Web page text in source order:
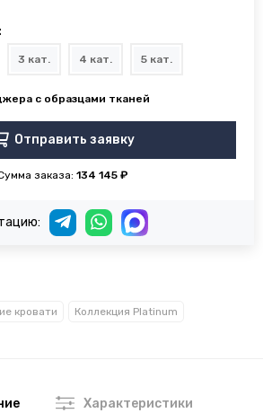
3 кат. 4 кат. 5 кат.
Отправить заявку
заказа: 134 145 ₽
кровати Коллекция Platinum
Характеристики